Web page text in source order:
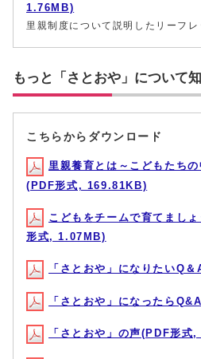
1.76MB)
里親制度について説明したリーフレ
もっと「さとおや」について
こちらからダウンロード
里親養育とは～こどもたち
(PDF形式, 169.81KB)
こどもをチームで育てまし
形式, 1.07MB)
「さとおや」になりたいQ
「さとおや」になったら
「さとおや」の声(PDF形